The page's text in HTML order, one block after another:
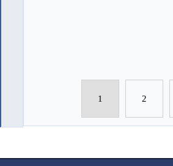
1 2